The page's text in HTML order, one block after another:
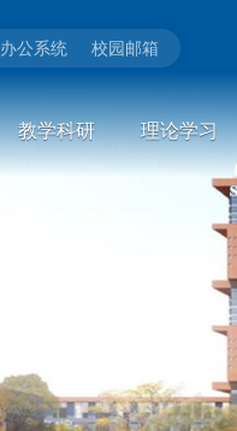
办公系统 校园邮箱
教学科研 理论学习